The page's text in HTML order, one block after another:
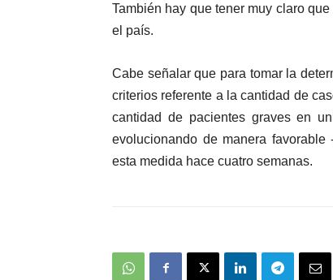
También hay que tener muy claro
el país.
Cabe señalar que para tomar la
criterios referente a la cantidad de
cantidad de pacientes graves en
evolucionando de manera
esta medida hace cuatro semanas.